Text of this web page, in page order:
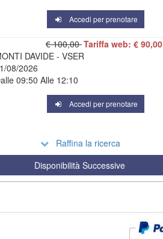
Accedi per prenotare
€ 100,00Tariffa web: € 90,00
DAVIDE - VSER
08/2026
09:50 Alle 12:10
Accedi per prenotare
Raffina la ricerca
Disponibilità Successive